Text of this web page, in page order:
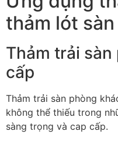
thảm lót sàn
Thảm trải
cấp
Thảm trải sàn phòng
không thể thiếu trong
sàng trọng và cap cấp.